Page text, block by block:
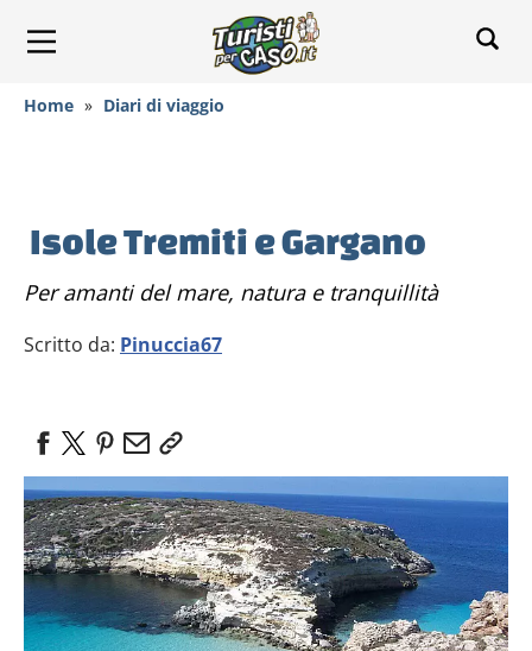
Home » Diari di viaggio
Isole Tremiti e Gargano
Per amanti del mare, natura e tranquillità
Scritto da: Pinuccia67